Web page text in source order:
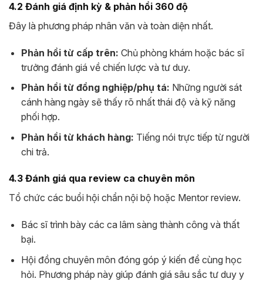
4.2 Đánh giá định kỳ & phản hồi 360 độ
Đây là phương pháp nhân văn và toàn diện nhất.
Phản hồi từ cấp trên: Chủ phòng khám hoặc bác sĩ
trưởng đánh giá về chiến lược và tư duy.
Phản hồi từ đồng nghiệp/phụ tá: Những người sát
cánh hàng ngày sẽ thấy rõ nhất thái độ và kỹ năng
phối hợp.
Phản hồi từ khách hàng: Tiếng nói trực tiếp từ người
chi trả.
4.3 Đánh giá qua review ca chuyên môn
Tổ chức các buổi hội chẩn nội bộ hoặc Mentor review.
Bác sĩ trình bày các ca lâm sàng thành công và thất
bại.
Hội đồng chuyên môn đóng góp ý kiến để cùng học
hỏi. Phương pháp này giúp đánh giá sâu sắc tư duy y